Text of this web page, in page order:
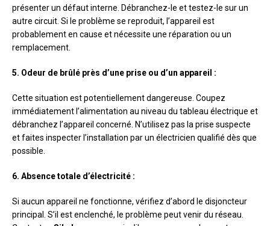
présenter un défaut interne. Débranchez-le et testez-le sur un
autre circuit. Si le problème se reproduit, l’appareil est
probablement en cause et nécessite une réparation ou un
remplacement.
5. Odeur de brûlé près d’une prise ou d’un appareil :
Cette situation est potentiellement dangereuse. Coupez
immédiatement l’alimentation au niveau du tableau électrique et
débranchez l’appareil concerné. N’utilisez pas la prise suspecte
et faites inspecter l’installation par un électricien qualifié dès que
possible.
6. Absence totale d’électricité :
Si aucun appareil ne fonctionne, vérifiez d’abord le disjoncteur
principal. S’il est enclenché, le problème peut venir du réseau.